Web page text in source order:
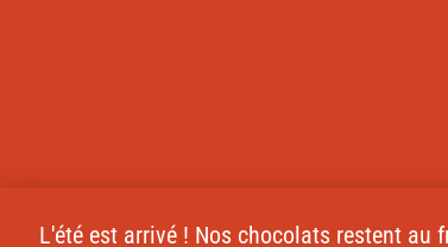
L'été est arrivé ! Nos chocolats restent au